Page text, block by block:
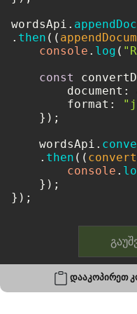
wordsApi.
. then ( (
console . log (
const
document :
format :
    });
    wordsApi.
    .
then ( (
console .
    });
დააკოპირეთ